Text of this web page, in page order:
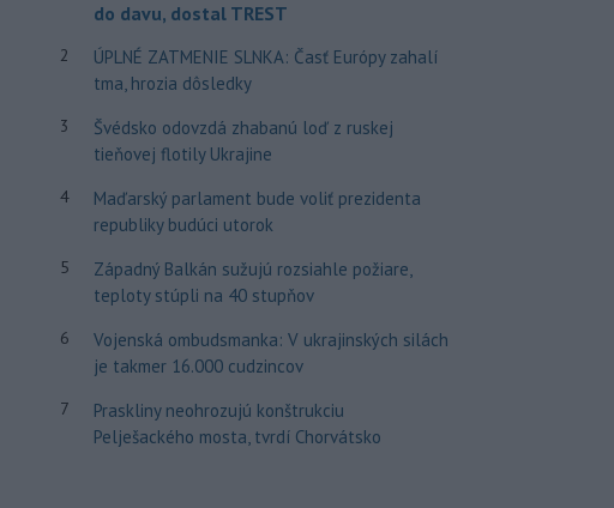
do davu, dostal TREST
2
ÚPLNÉ ZATMENIE SLNKA: Časť Európy zahalí
tma, hrozia dôsledky
3
Švédsko odovzdá zhabanú loď z ruskej
tieňovej flotily Ukrajine
4
Maďarský parlament bude voliť prezidenta
republiky budúci utorok
5
Západný Balkán sužujú rozsiahle požiare,
teploty stúpli na 40 stupňov
6
Vojenská ombudsmanka: V ukrajinských silách
je takmer 16.000 cudzincov
7
Praskliny neohrozujú konštrukciu
Pelješackého mosta, tvrdí Chorvátsko